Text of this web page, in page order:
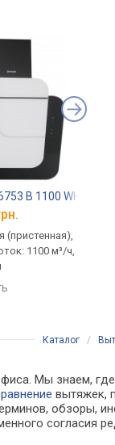
B 1100 WH/BL
(пристенная),
1100 м³/ч,
Каталог /
Мы знаем,
вытяжек,
обзоры,
согласия